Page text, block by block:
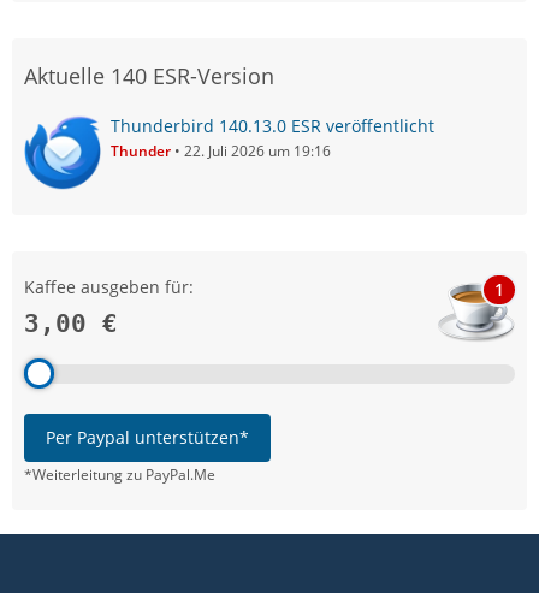
Aktuelle 140 ESR-Version
Thunderbird 140.13.0 ESR veröffentlicht
Thunder 22. Juli 2026 um 19:16
Kaffee ausgeben für:
3,00 €
1
Per Paypal unterstützen*
*Weiterleitung zu PayPal.Me